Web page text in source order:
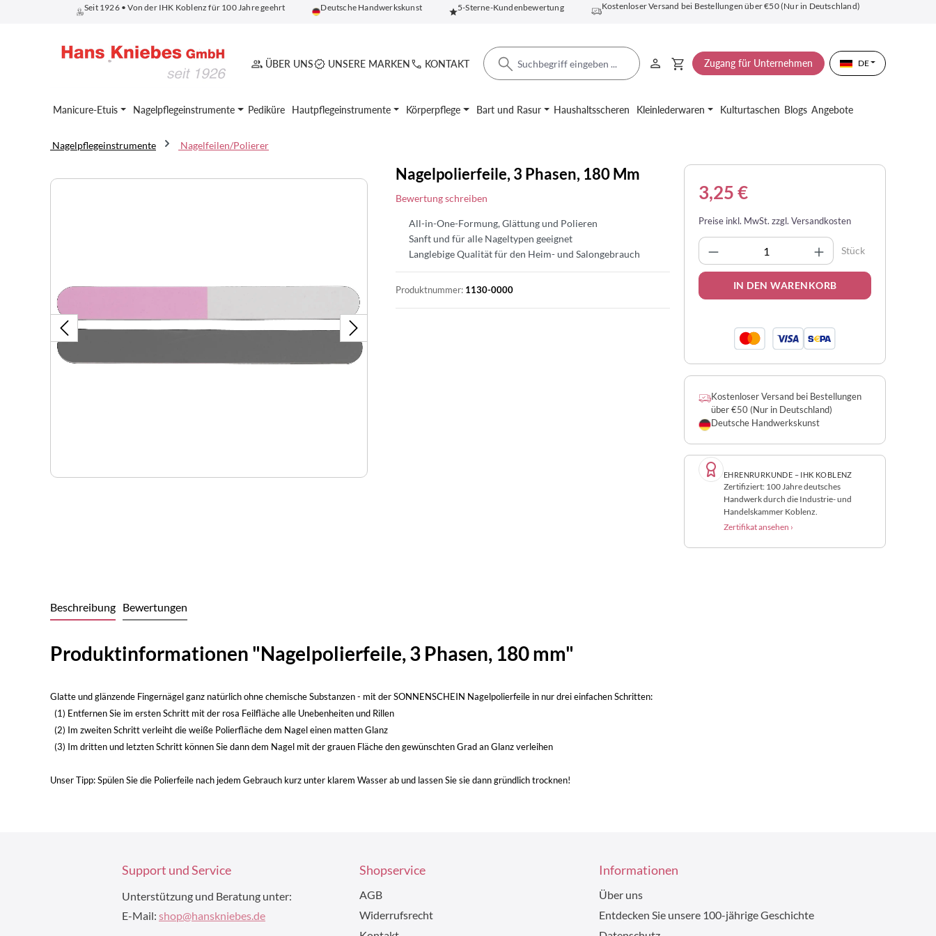
Zur Hauptnavigation springen
Seit 1926 • Von der IHK Koblenz für 100 Jahre geehrt Deutsche Handwerkskunst 5-Sterne-Kundenbewertung Kostenloser Versand bei Bestellungen über €50 (Nur in Deutschland)
ÜBER UNS UNSERE MARKEN KONTAKT Zugang für Unternehmen DE
Manicure-Etuis Nagelpflegeinstrumente Pediküre Hautpflegeinstrumente Körperpflege Bart und Rasur Haushaltsscheren Kleinlederwaren Kulturtaschen Blogs Angebote
Nagelpflegeinstrumente Nagelfeilen/Polierer
Bildergalerie überspringen
Nagelpolierfeile, 3 Phasen, 180 Mm
Bewertung schreiben
All-in-One-Formung, Glättung und Polieren
Sanft und für alle Nageltypen geeignet
Langlebige Qualität für den Heim- und Salongebrauch
Produktnummer: 1130-0000
3,25 €
Preise inkl. MwSt. zzgl. Versandkosten
Produkt Anzahl: Gib den
Stück
IN DEN WARENKORB
Kostenloser Versand bei Bestellungen
über €50 (Nur in Deutschland)
Deutsche Handwerkskunst
EHRENRURKUNDE – IHK KOBLENZ
Zertifiziert: 100 Jahre deutsches
Handwerk durch die Industrie- und
Handelskammer Koblenz.
Zertifikat ansehen ›
Beschreibung Bewertungen
Produktinformationen "Nagelpolierfeile, 3 Phasen, 180 mm"
Glatte und glänzende Fingernägel ganz natürlich ohne chemische Substanzen - mit der SONNENSCHEIN Nagelpolierfeile in nur drei einfachen Schritten:
(1) Entfernen Sie im ersten Schritt mit der rosa Feilfläche alle Unebenheiten und Rillen
(2) Im zweiten Schritt verleiht die weiße Polierfläche dem Nagel einen matten Glanz
(3) Im dritten und letzten Schritt können Sie dann dem Nagel mit der grauen Fläche den gewünschten Grad an Glanz verleihen
Unser Tipp: Spülen Sie die Polierfeile nach jedem Gebrauch kurz unter klarem Wasser ab und lassen Sie sie dann gründlich trocknen!
Support und Service
Unterstützung und Beratung unter:
E-Mail: shop@hanskniebes.de
Shopservice
AGB
Widerrufsrecht
Informationen
Über uns
Entdecken Sie unsere 100-jährige Geschichte